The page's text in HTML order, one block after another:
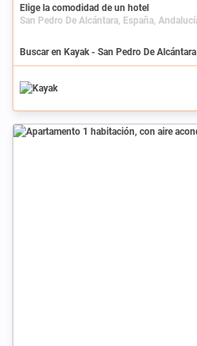
Elige la comodidad de un hotel
Buscar en Kayak - San Pedro De Alcántara